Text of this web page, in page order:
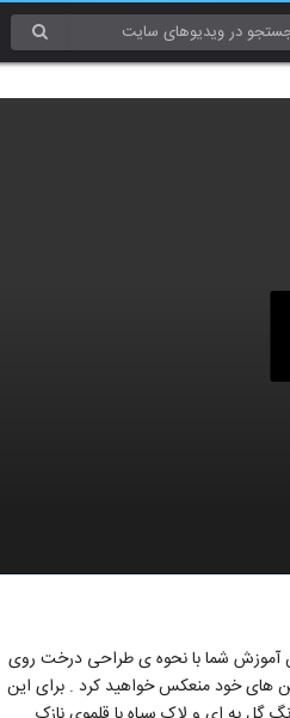
آموزش شما با نحوه ی طراحی درخت روی
های خود منعکس خواهید کرد . برای این